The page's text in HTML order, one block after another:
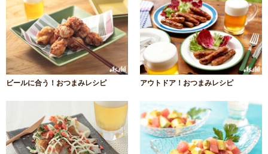
ビールに合う！おつまみレシピ アウトドア！おつまみレシピ